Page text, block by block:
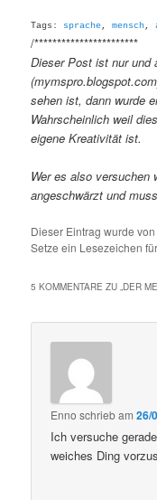
Tags: sprache,mensch,
/***********************
Dieser Post ist nur und
sehen ist, dann wurde
Wahrscheinlich weil
eigene Kreativität ist.
Wer es also versuchen
angeschwärzt und
Dieser Eintrag wurde
Setze ein Lesezeichen
5 KOMMENTARE ZU „DER
Enno schriebam26/
Ich versuche
weiches Ding